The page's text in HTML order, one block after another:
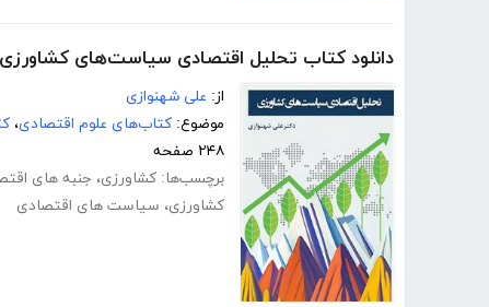
دانلود کتاب تحلیل اقتصادی سیاست‌های کشاورزی
از: علی شهنوازی
موضوع: کتاب‌های علوم اقتصادی،
۲۴۸ صفحه
برچسب‌ها: کشاورزی، جنبه های
کشاورزی، سیاست های اقتصادی